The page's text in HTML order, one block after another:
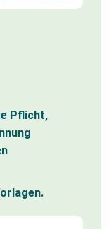
Pflicht,